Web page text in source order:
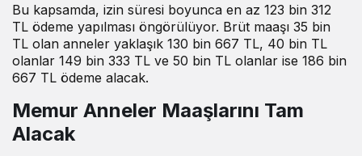
Bu kapsamda, izin süresi boyunca en az 123 bin 312
TL ödeme yapılması öngörülüyor. Brüt maaşı 35 bin
TL olan anneler yaklaşık 130 bin 667 TL, 40 bin TL
olanlar 149 bin 333 TL ve 50 bin TL olanlar ise 186 bin
667 TL ödeme alacak.
Memur Anneler Maaşlarını Tam
Alacak